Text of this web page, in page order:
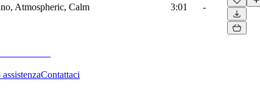
Atmospheric, Calm 3:01 -
Contattaci